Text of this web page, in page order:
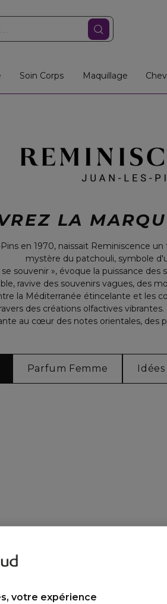
Soin Corps Maquillage
LA
en 1970, naissait Reminiscence
mystère du patchouli, symbole
souvenir », évoque la puissance
ravive des souvenirs vagues, des
la Méditerranée étincelante et les
des créations olfactives
au cœur des notes orientales, des
Parfum Femme
votre expérience